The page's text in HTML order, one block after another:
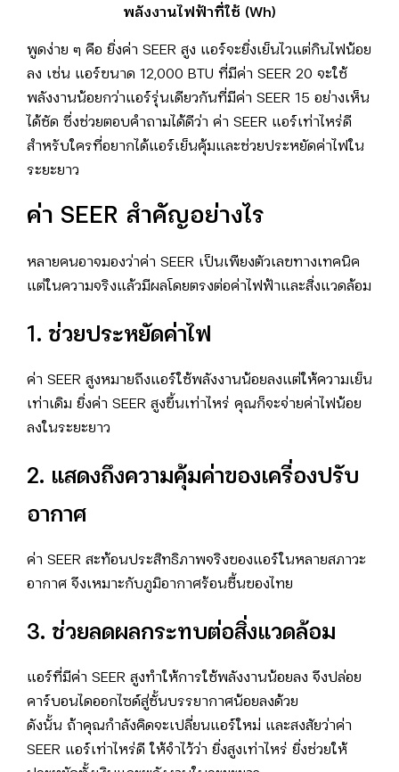
พลังงานไฟฟ้าที่ใช้ (Wh)
พูดง่าย ๆ คือ ยิ่งค่า SEER สูง แอร์จะยิ่งเย็นไวแต่กินไฟน้อย
ลง เช่น แอร์ขนาด 12,000 BTU ที่มีค่า SEER 20 จะใช้
พลังงานน้อยกว่าแอร์รุ่นเดียวกันที่มีค่า SEER 15 อย่างเห็น
ได้ชัด ซึ่งช่วยตอบคำถามได้ดีว่า ค่า SEER แอร์เท่าไหร่ดี
สำหรับใครที่อยากได้แอร์เย็นคุ้มและช่วยประหยัดค่าไฟใน
ระยะยาว
ค่า SEER สำคัญอย่างไร
หลายคนอาจมองว่าค่า SEER เป็นเพียงตัวเลขทางเทคนิค
แต่ในความจริงแล้วมีผลโดยตรงต่อค่าไฟฟ้าและสิ่งแวดล้อม
1. ช่วยประหยัดค่าไฟ
ค่า SEER สูงหมายถึงแอร์ใช้พลังงานน้อยลงแต่ให้ความเย็น
เท่าเดิม ยิ่งค่า SEER สูงขึ้นเท่าไหร่ คุณก็จะจ่ายค่าไฟน้อย
ลงในระยะยาว
2. แสดงถึงความคุ้มค่าของเครื่องปรับ
อากาศ
ค่า SEER สะท้อนประสิทธิภาพจริงของแอร์ในหลายสภาวะ
อากาศ จึงเหมาะกับภูมิอากาศร้อนชื้นของไทย
3. ช่วยลดผลกระทบต่อสิ่งแวดล้อม
แอร์ที่มีค่า SEER สูงทำให้การใช้พลังงานน้อยลง จึงปล่อย
คาร์บอนไดออกไซด์สู่ชั้นบรรยากาศน้อยลงด้วย
ดังนั้น ถ้าคุณกำลังคิดจะเปลี่ยนแอร์ใหม่ และสงสัยว่าค่า
SEER แอร์เท่าไหร่ดี ให้จำไว้ว่า ยิ่งสูงเท่าไหร่ ยิ่งช่วยให้